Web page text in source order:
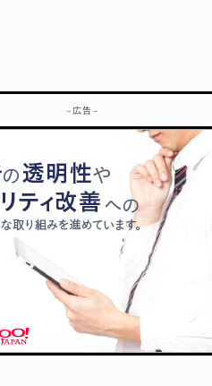
– 広告 –